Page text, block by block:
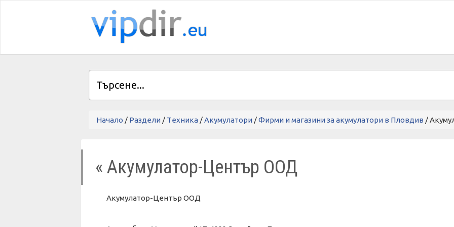
Начало / Раздели / Tехника /Акумулатори /Фирми и магазини за акумулатори в Пловдив /
« Акумулатор-Център ООД
Акумулатор-Център ООД